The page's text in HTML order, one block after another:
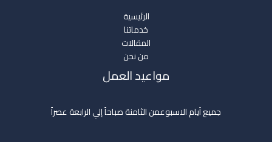
الرئيسية
خدماتنا
المقالات
من نحن
مواعيد العمل
جميع أيام الاسبوعمن الثامنة صباحاً إلي الرابعة عصراً